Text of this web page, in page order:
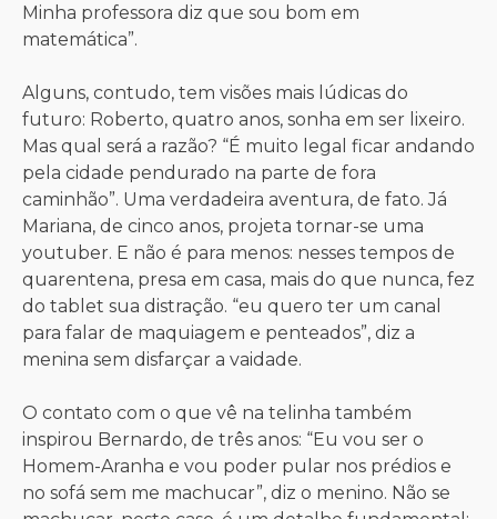
Minha professora diz que sou bom em
matemática”.
Alguns, contudo, tem visões mais lúdicas do
futuro: Roberto, quatro anos, sonha em ser lixeiro.
Mas qual será a razão? “É muito legal ficar andando
pela cidade pendurado na parte de fora
caminhão”. Uma verdadeira aventura, de fato. Já
Mariana, de cinco anos, projeta tornar-se uma
youtuber. E não é para menos: nesses tempos de
quarentena, presa em casa, mais do que nunca, fez
do tablet sua distração. “eu quero ter um canal
para falar de maquiagem e penteados”, diz a
menina sem disfarçar a vaidade.
O contato com o que vê na telinha também
inspirou Bernardo, de três anos: “Eu vou ser o
Homem-Aranha e vou poder pular nos prédios e
no sofá sem me machucar”, diz o menino. Não se